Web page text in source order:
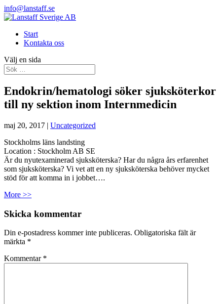
info@lanstaff.se
Start
Kontakta oss
Välj en sida
Endokrin/hematologi söker sjuksköterkor
till ny sektion inom Internmedicin
maj 20, 2017 | Uncategorized
Stockholms läns landsting
Location : Stockholm AB SE
Är du nyutexaminerad sjuksköterska? Har du några års erfarenhet
som sjuksköterska? Vi vet att en ny sjuksköterska behöver mycket
stöd för att komma in i jobbet….
More >>
Skicka kommentar
Din e-postadress kommer inte publiceras. Obligatoriska fält är
märkta *
Kommentar *